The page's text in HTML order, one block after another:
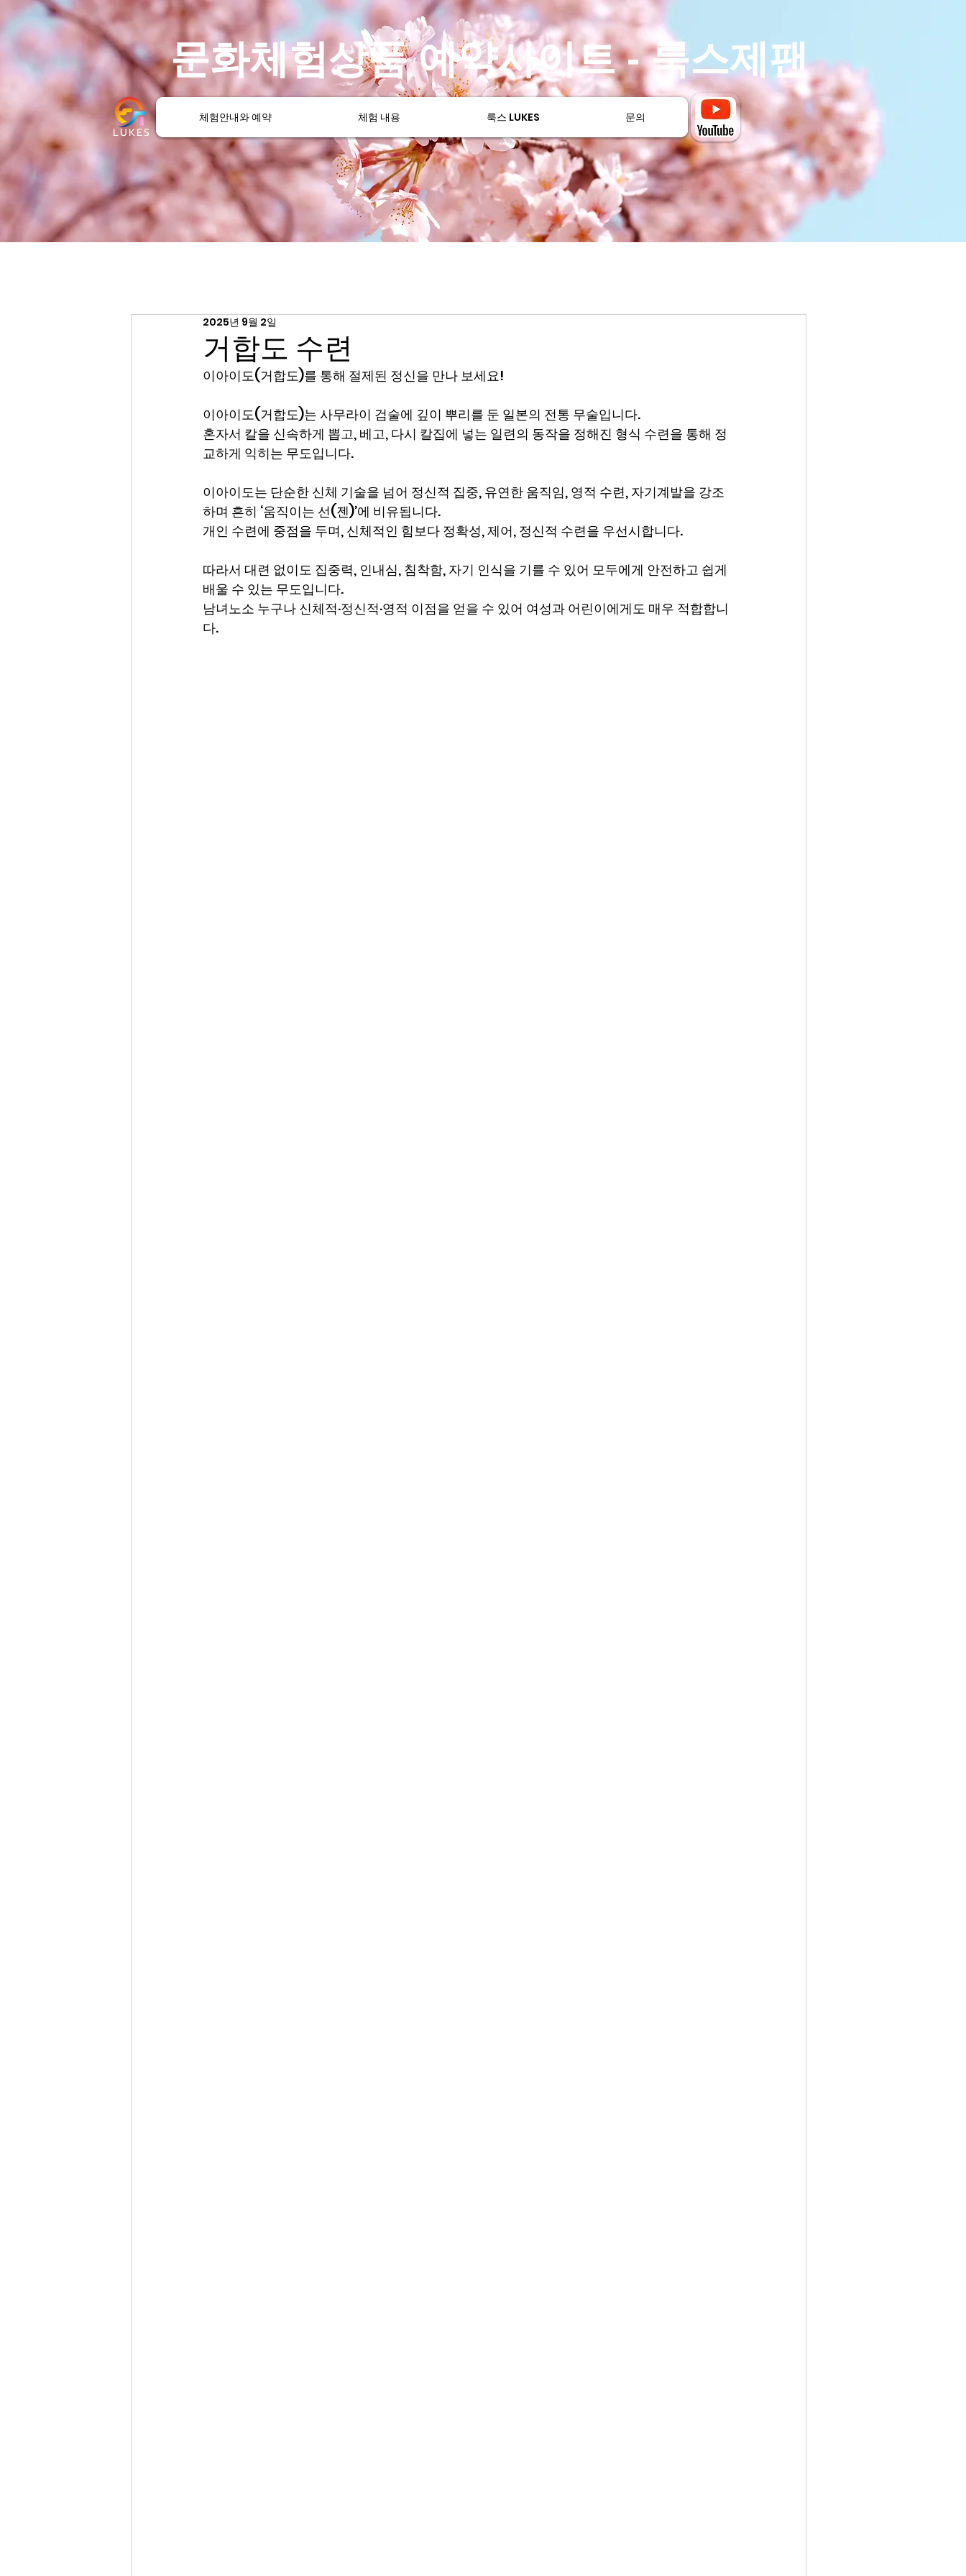
문화체험상품 예약사이트 - 룩스제팬
LUKES
체험안내와 예약 체험 내용 룩스 LUKES 문의
거합도 수련
2025년 9월 2일
이아이도(거합도)를 통해 절제된 정신을 만나 보세요!
이아이도(거합도)는 사무라이 검술에 깊이 뿌리를 둔 일본의 전통 무술입니다.
혼자서 칼을 신속하게 뽑고, 베고, 다시 칼집에 넣는 일련의 동작을 정해진 형식 수련을 통해 정
교하게 익히는 무도입니다.
이아이도는 단순한 신체 기술을 넘어 정신적 집중, 유연한 움직임, 영적 수련, 자기계발을 강조
하며 흔히 ‘움직이는 선(젠)’에 비유됩니다.
개인 수련에 중점을 두며, 신체적인 힘보다 정확성, 제어, 정신적 수련을 우선시합니다.
따라서 대련 없이도 집중력, 인내심, 침착함, 자기 인식을 기를 수 있어 모두에게 안전하고 쉽게
배울 수 있는 무도입니다.
남녀노소 누구나 신체적·정신적·영적 이점을 얻을 수 있어 여성과 어린이에게도 매우 적합합니
다.